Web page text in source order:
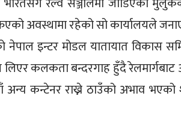
अवस्थामा रहेको सो कार्यालयले
नेपाल इन्टर मोडल यातायात विकास
कलकता बन्दरगाह हुँदै
अन्य कन्टेनर राख्ने ठाउँको अभाव